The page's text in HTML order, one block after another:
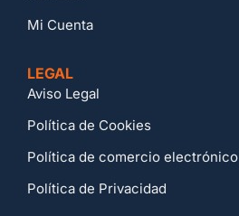
Mi Cuenta
LEGAL
Aviso Legal
Política de Cookies
Política de comercio electrónico
Política de Privacidad